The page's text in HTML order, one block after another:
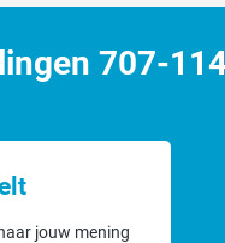
707-
jouw mening